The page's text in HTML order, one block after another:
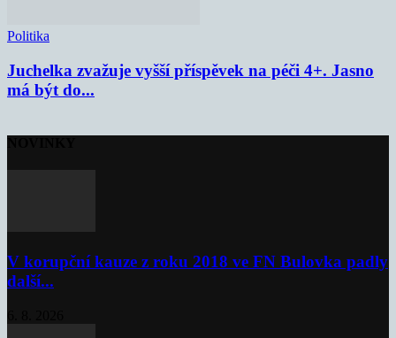
Politika
Juchelka zvažuje vyšší příspěvek na péči 4+. Jasno
má být do...
V korupční kauze z roku 2018 ve FN Bulovka padly
další...